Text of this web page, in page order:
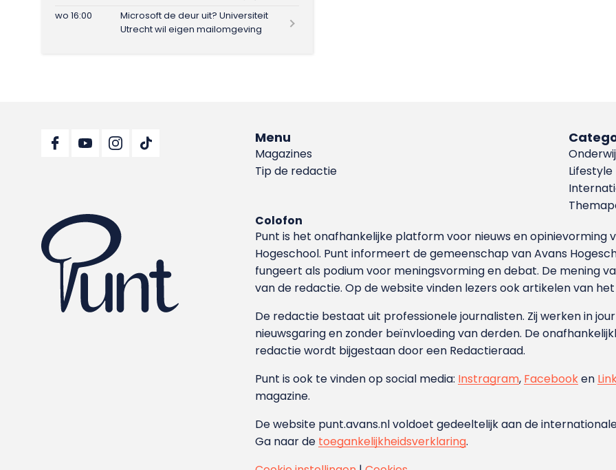
wo 16:00
Microsoft de deur uit? Universiteit
Utrecht wil eigen mailomgeving
Menu
Magazines
Tip de redactie
Lifestyle
Colofon
Punt is het onafhankelijke platform voor nieuws en
Hoge­school. Punt informeert de gemeenschap van Avans
fungeert als podium voor meningsvorming en debat. De mening
van de redactie. Op de website vinden lezers ook artikelen van
De redactie bestaat uit professionele journalisten. Zij werken in
nieuwsgaring en zonder beïnvloeding van derden. De
redactie wordt bijgestaan door een Redactieraad.
Punt is ook te vinden op social media: Instragram, Facebooken
magazine.
De website punt.avans.nl voldoet gedeeltelijk aan de
Ga naar de toegankelijkheidsverklaring.